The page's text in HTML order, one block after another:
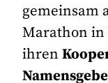
gemeinsam
Marathon in
ihren